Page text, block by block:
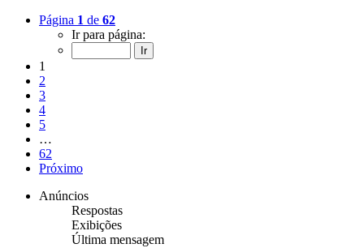
Página 1 de 62
Ir para página:
1
2
3
4
5
…
62
Próximo
Anúncios
Respostas
Exibições
Última mensagem